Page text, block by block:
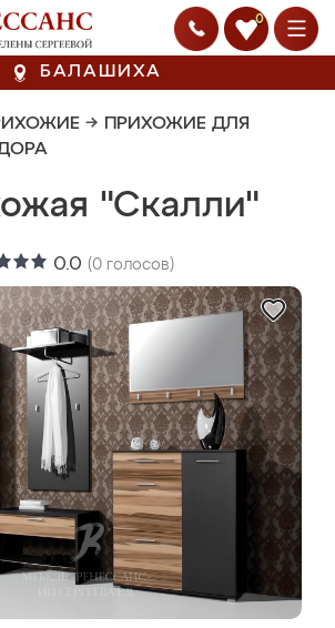
0
БАЛАШИХА
→ ПРИХОЖИЕ ДЛЯ
"Скалли"
0.0 (0 голосов)